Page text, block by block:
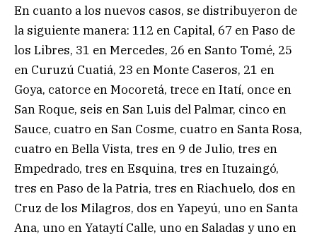
En cuanto a los nuevos casos, se distribuyeron de
la siguiente manera: 112 en Capital, 67 en Paso de
los Libres, 31 en Mercedes, 26 en Santo Tomé, 25
en Curuzú Cuatiá, 23 en Monte Caseros, 21 en
Goya, catorce en Mocoretá, trece en Itatí, once en
San Roque, seis en San Luis del Palmar, cinco en
Sauce, cuatro en San Cosme, cuatro en Santa Rosa,
cuatro en Bella Vista, tres en 9 de Julio, tres en
Empedrado, tres en Esquina, tres en Ituzaingó,
tres en Paso de la Patria, tres en Riachuelo, dos en
Cruz de los Milagros, dos en Yapeyú, uno en Santa
Ana, uno en Yataytí Calle, uno en Saladas y uno en